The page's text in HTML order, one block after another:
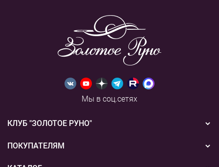
Мы в соц.сетях
КЛУБ "ЗОЛОТОЕ РУНО"
Новости
Акции
ПОКУПАТЕЛЯМ